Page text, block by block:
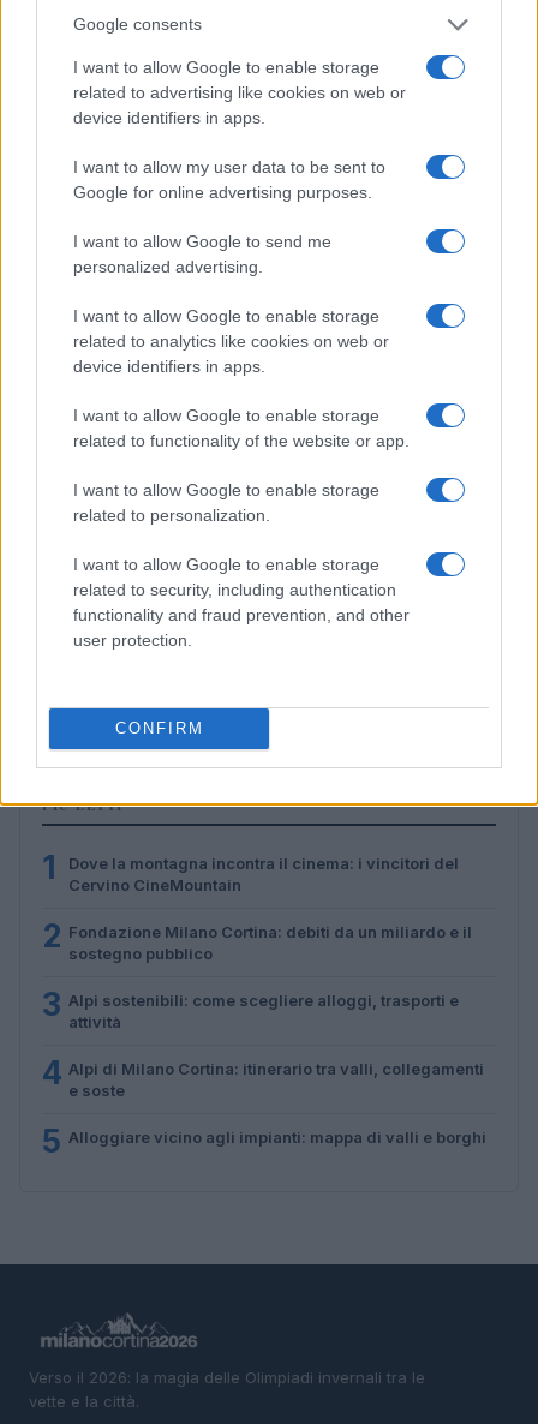
Google consents
I want to allow Google to enable storage
related to advertising like cookies on web or
device identifiers in apps.
I want to allow my user data to be sent to
Google for online advertising purposes.
I want to allow Google to send me
personalized advertising.
I want to allow Google to enable storage
related to analytics like cookies on web or
device identifiers in apps.
I want to allow Google to enable storage
related to functionality of the website or app.
I want to allow Google to enable storage
related to personalization.
I want to allow Google to enable storage
related to security, including authentication
functionality and fraud prevention, and other
user protection.
CONFIRM
sostegno pubblico
Marco Tessari · 5 Ago 2026
MILANOCORTINA26 (I LUOGHI)
Alpi sostenibili: come scegliere alloggi, trasporti e
Marco Tessari · 3 Ago 2026
PIÙ LETTI
1
Dove la montagna incontra il cinema: i vincitori del
Cervino CineMountain
2 Fondazione Milano Cortina: debiti da un miliardo e il
sostegno pubblico
3 Alpi sostenibili: come scegliere alloggi, trasporti e
attività
4 Alpi di Milano Cortina: itinerario tra valli, collegamenti
e soste
5 Alloggiare vicino agli impianti: mappa di valli e borghi
Verso il 2026: la magia delle Olimpiadi invernali tra le
vette e la città.